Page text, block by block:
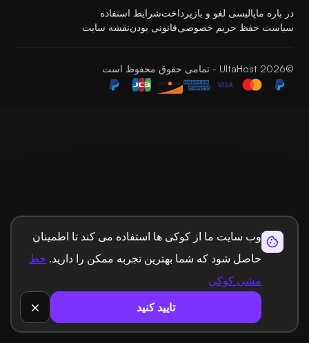
وب سایت ما از کوکی ها استفاده می کند تا اطمینان
حاصل شود که شما بهترین تجربه ممکن را دارید. خط
مشی کوکی
تایید کنید
در باره ماپالیسی لغو و بازپرداختشرایط استفاده
سیاست حفظ حریم خصوصیقانونی بودننقشه سایت
©2026 UltaHost - تمامی حقوق محفوظ است